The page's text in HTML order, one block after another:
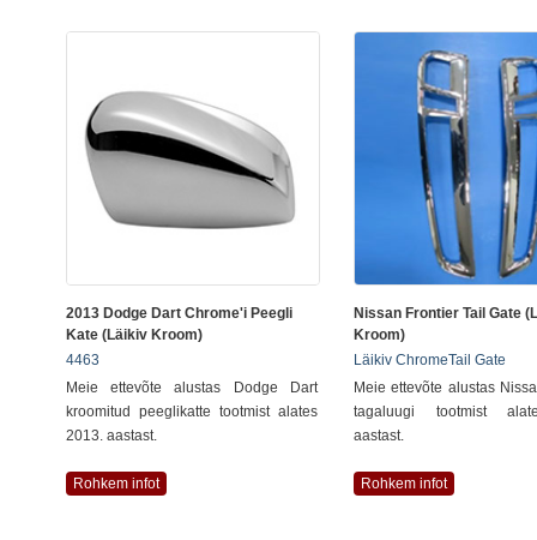
2013 Dodge Dart Chrome'i Peegli
Kate (läikiv Kroom)
4463
Meie ettevõte alustas Dodge Dart
kroomitud peeglikatte tootmist alates
2013. aastast.
Rohkem infot
Nissan Frontier Tail Gate
Kroom)
Läikiv ChromeTail Gate
Meie ettevõte alustas
tagaluugi tootmist
aastast.
Rohkem infot